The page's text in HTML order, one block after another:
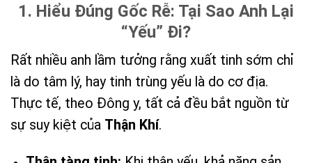
1. Hiểu Đúng Gốc Rễ: Tại Sao Anh Lại
“Yếu” Đi?
Rất nhiều anh lầm tưởng rằng xuất tinh sớm chỉ
là do tâm lý, hay tinh trùng yếu là do cơ địa.
Thực tế, theo Đông y, tất cả đều bắt nguồn từ
sự suy kiệt của Thận Khí.